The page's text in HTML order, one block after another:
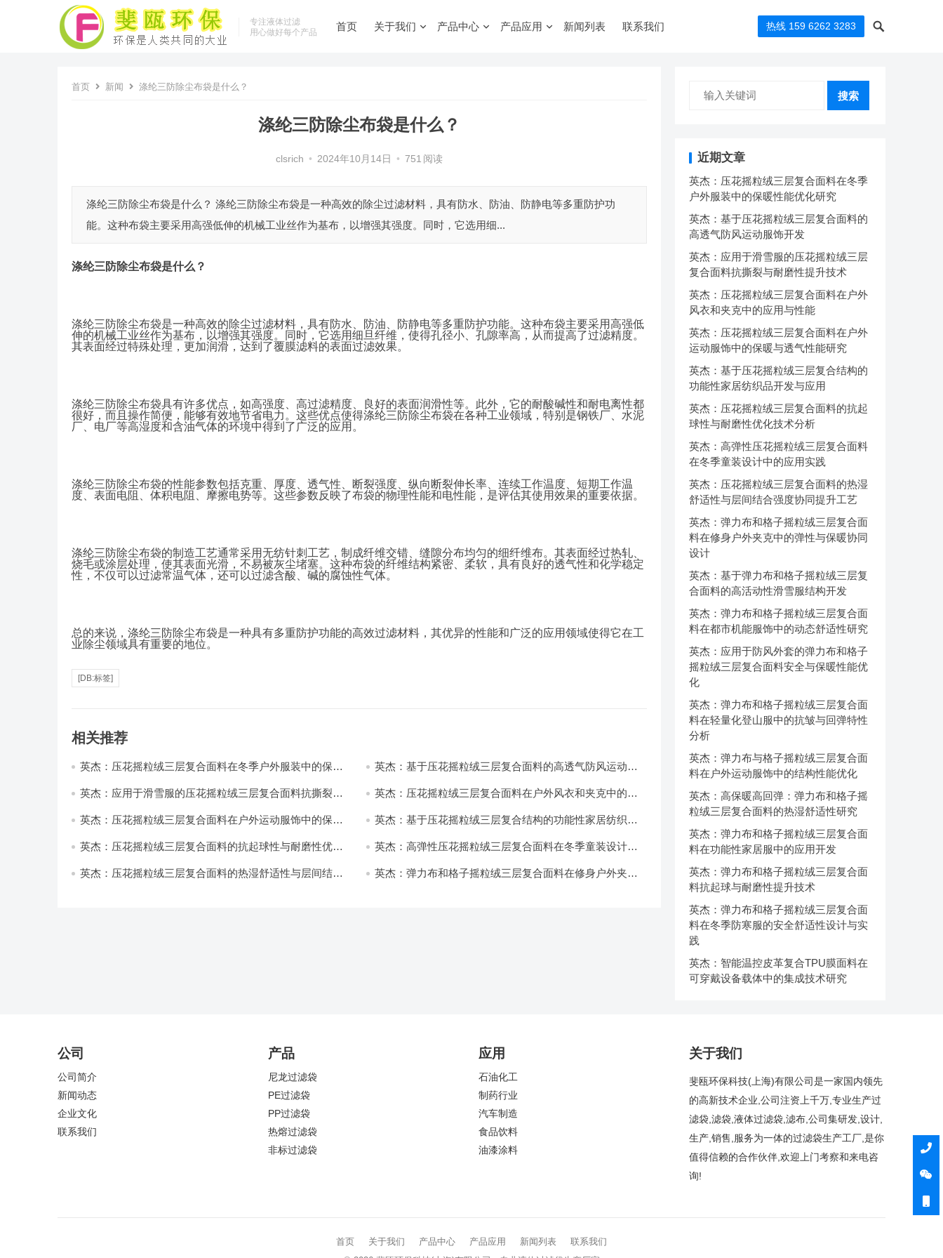
专注液体过滤
用心做好每个产品
首页 关于我们 产品中心 产品应用 新闻列表 联系我们 热线 159 6262 3283
首页 新闻 涤纶三防除尘布袋是什么？
涤纶三防除尘布袋是什么？
clsrich • 2024年10月14日 • 751 阅读
涤纶三防除尘布袋是什么？ 涤纶三防除尘布袋是一种高效的除尘过滤材料，具有防水、防油、防静电等多重防护功
能。这种布袋主要采用高强低伸的机械工业丝作为基布，以增强其强度。同时，它选用细...
涤纶三防除尘布袋是什么？
涤纶三防除尘布袋是一种高效的除尘过滤材料，具有防水、防油、防静电等多重防护功能。这种布袋主要采用高强低
伸的机械工业丝作为基布，以增强其强度。同时，它选用细旦纤维，使得孔径小、孔隙率高，从而提高了过滤精度。
其表面经过特殊处理，更加润滑，达到了覆膜滤料的表面过滤效果。
涤纶三防除尘布袋具有许多优点，如高强度、高过滤精度、良好的表面润滑性等。此外，它的耐酸碱性和耐电离性都
很好，而且操作简便，能够有效地节省电力。这些优点使得涤纶三防除尘布袋在各种工业领域，特别是钢铁厂、水泥
厂、电厂等高湿度和含油气体的环境中得到了广泛的应用。
涤纶三防除尘布袋的性能参数包括克重、厚度、透气性、断裂强度、纵向断裂伸长率、连续工作温度、短期工作温
度、表面电阻、体积电阻、摩擦电势等。这些参数反映了布袋的物理性能和电性能，是评估其使用效果的重要依据。
涤纶三防除尘布袋的制造工艺通常采用无纺针刺工艺，制成纤维交错、缝隙分布均匀的细纤维布。其表面经过热轧、
烧毛或涂层处理，使其表面光滑，不易被灰尘堵塞。这种布袋的纤维结构紧密、柔软，具有良好的透气性和化学稳定
性，不仅可以过滤常温气体，还可以过滤含酸、碱的腐蚀性气体。
总的来说，涤纶三防除尘布袋是一种具有多重防护功能的高效过滤材料，其优异的性能和广泛的应用领域使得它在工
业除尘领域具有重要的地位。
[DB:标签]
相关推荐
英杰：压花摇粒绒三层复合面料在冬季户外服装中的保暖
英杰：基于压花摇粒绒三层复合面料的高透气防风运动服
英杰：应用于滑雪服的压花摇粒绒三层复合面料抗撕裂与
英杰：压花摇粒绒三层复合面料在户外风衣和夹克中的应
英杰：压花摇粒绒三层复合面料在户外运动服饰中的保暖
英杰：基于压花摇粒绒三层复合结构的功能性家居纺织品
英杰：压花摇粒绒三层复合面料的抗起球性与耐磨性优化
英杰：高弹性压花摇粒绒三层复合面料在冬季童装设计中
英杰：压花摇粒绒三层复合面料的热湿舒适性与层间结合
英杰：弹力布和格子摇粒绒三层复合面料在修身户外夹克
搜索
近期文章
英杰：压花摇粒绒三层复合面料在冬季
户外服装中的保暖性能优化研究
英杰：基于压花摇粒绒三层复合面料的
高透气防风运动服饰开发
英杰：应用于滑雪服的压花摇粒绒三层
复合面料抗撕裂与耐磨性提升技术
英杰：压花摇粒绒三层复合面料在户外
风衣和夹克中的应用与性能
英杰：压花摇粒绒三层复合面料在户外
运动服饰中的保暖与透气性能研究
英杰：基于压花摇粒绒三层复合结构的
功能性家居纺织品开发与应用
英杰：压花摇粒绒三层复合面料的抗起
球性与耐磨性优化技术分析
英杰：高弹性压花摇粒绒三层复合面料
在冬季童装设计中的应用实践
英杰：压花摇粒绒三层复合面料的热湿
舒适性与层间结合强度协同提升工艺
英杰：弹力布和格子摇粒绒三层复合面
料在修身户外夹克中的弹性与保暖协同
设计
英杰：基于弹力布和格子摇粒绒三层复
合面料的高活动性滑雪服结构开发
英杰：弹力布和格子摇粒绒三层复合面
料在都市机能服饰中的动态舒适性研究
英杰：应用于防风外套的弹力布和格子
摇粒绒三层复合面料安全与保暖性能优
化
英杰：弹力布和格子摇粒绒三层复合面
料在轻量化登山服中的抗皱与回弹特性
分析
英杰：弹力布与格子摇粒绒三层复合面
料在户外运动服饰中的结构性能优化
英杰：高保暖高回弹：弹力布和格子摇
粒绒三层复合面料的热湿舒适性研究
英杰：弹力布和格子摇粒绒三层复合面
料在功能性家居服中的应用开发
英杰：弹力布和格子摇粒绒三层复合面
料抗起球与耐磨性提升技术
英杰：弹力布和格子摇粒绒三层复合面
料在冬季防寒服的安全舒适性设计与实
践
英杰：智能温控皮革复合TPU膜面料在
可穿戴设备载体中的集成技术研究
公司
公司简介
新闻动态
企业文化
联系我们
产品
尼龙过滤袋
PE过滤袋
PP过滤袋
热熔过滤袋
非标过滤袋
应用
石油化工
制药行业
汽车制造
食品饮料
油漆涂料
关于我们
斐瓯环保科技(上海)有限公司是一家国内领先
的高新技术企业,公司注资上千万,专业生产过
滤袋,滤袋,液体过滤袋,滤布,公司集研发,设计,
生产,销售,服务为一体的过滤袋生产工厂,是你
值得信赖的合作伙伴,欢迎上门考察和来电咨
询!
首页 关于我们 产品中心 产品应用 新闻列表
联系我们